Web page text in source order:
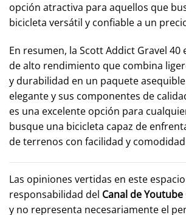
opción atractiva para aquellos que
bicicleta versátil y confiable a un
En resumen, la Scott Addict Gravel 40
de alto rendimiento que combina
y durabilidad en un paquete
elegante y sus componentes de
es una excelente opción para
busque una bicicleta capaz de
de terrenos con facilidad y
Las opiniones vertidas en este
responsabilidad del Canal de Youtube
y no representa necesariamente el